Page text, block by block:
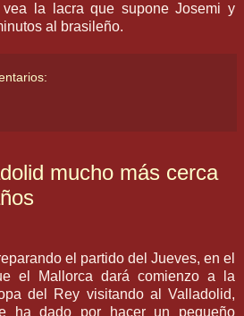
vea la lacra que suponeJosemi y
al brasileño.
mucho más cerca
el partido del Jueves, en el
el
Mallorca dará comienzo a la
del Rey visitando al Valladolid,
ha dado por hacer un pequeño